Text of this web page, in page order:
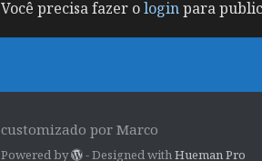
Você precisa fazer ologinpara
customizado por Marco
Powered by - Designed withHueman Pro